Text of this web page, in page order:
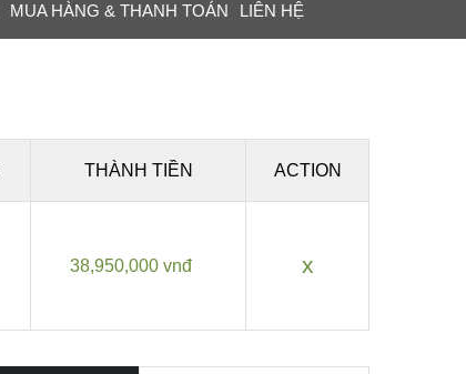
MUA HÀNG & THANH TOÁN LIÊN HỆ
THÀNH TIỀN ACTION
38,950,000 vnđ x